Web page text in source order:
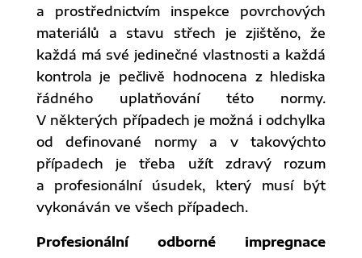
a prostřednictvím inspekce povrchových
materiálů a stavu střech je zjištěno, že
každá má své jedinečné vlastnosti a každá
kontrola je pečlivě hodnocena z hlediska
řádného uplatňování této normy.
V některých případech je možná i odchylka
od definované normy a v takovýchto
případech je třeba užít zdravý rozum
a profesionální úsudek, který musí být
vykonáván ve všech případech.
Profesionální odborné impregnace